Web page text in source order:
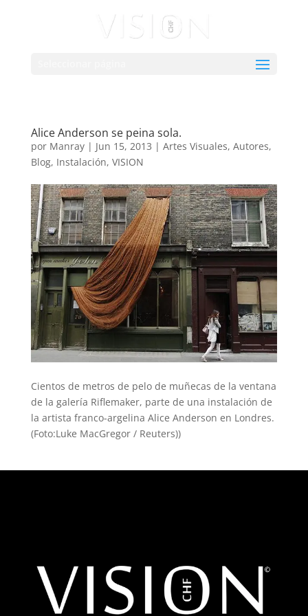
Alice Anderson se peina sola.
por Manray| Jun 15, 2013 | Artes Visuales, Autores,
Blog, Instalación, VISION
Cientos de metros de pelo de muñecas de la ventana
de la galería Riflemaker, parte de una instalación de
la artista franco-argelina Alice Anderson en Londres.
(Foto:Luke MacGregor / Reuters))